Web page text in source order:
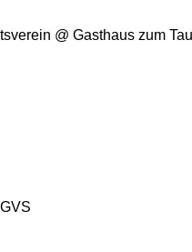
@ Gasthaus zum